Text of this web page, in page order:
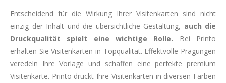
Entscheidend für die Wirkung Ihrer Visitenkarten sind nicht
einzig der Inhalt und die übersichtliche Gestaltung, auch die
Druckqualität spielt eine wichtige Rolle. Bei Printo
erhalten Sie Visitenkarten in Topqualität. Effektvolle Prägungen
veredeln Ihre Vorlage und schaffen eine perfekte premium
Visitenkarte. Printo druckt Ihre Visitenkarten in diversen Farben